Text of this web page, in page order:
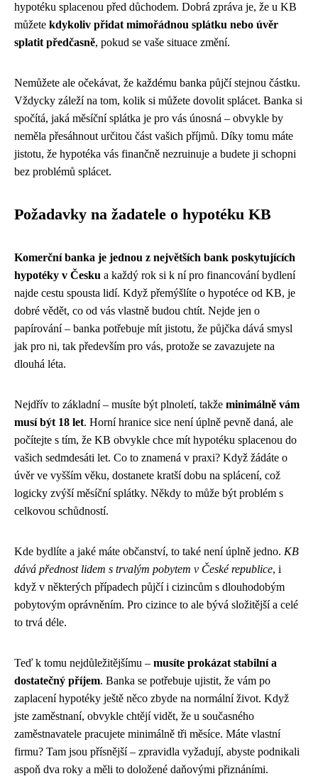
hypotéku splacenou před důchodem. Dobrá zpráva je, že u KB
můžete kdykoliv přidat mimořádnou splátku nebo úvěr
splatit předčasně, pokud se vaše situace změní.
Nemůžete ale očekávat, že každému banka půjčí stejnou částku.
Vždycky záleží na tom, kolik si můžete dovolit splácet. Banka si
spočítá, jaká měsíční splátka je pro vás únosná – obvykle by
neměla přesáhnout určitou část vašich příjmů. Díky tomu máte
jistotu, že hypotéka vás finančně nezruinuje a budete ji schopni
bez problémů splácet.
Požadavky na žadatele o hypotéku KB
Komerční banka je jednou z největších bank poskytujících
hypotéky v Česku a každý rok si k ní pro financování bydlení
najde cestu spousta lidí. Když přemýšlíte o hypotéce od KB, je
dobré vědět, co od vás vlastně budou chtít. Nejde jen o
papírování – banka potřebuje mít jistotu, že půjčka dává smysl
jak pro ni, tak především pro vás, protože se zavazujete na
dlouhá léta.
Nejdřív to základní – musíte být plnoletí, takže minimálně vám
musí být 18 let. Horní hranice sice není úplně pevně daná, ale
počítejte s tím, že KB obvykle chce mít hypotéku splacenou do
vašich sedmdesáti let. Co to znamená v praxi? Když žádáte o
úvěr ve vyšším věku, dostanete kratší dobu na splácení, což
logicky zvýší měsíční splátky. Někdy to může být problém s
celkovou schůdností.
Kde bydlíte a jaké máte občanství, to také není úplně jedno. KB
dává přednost lidem s trvalým pobytem v České republice, i
když v některých případech půjčí i cizincům s dlouhodobým
pobytovým oprávněním. Pro cizince to ale bývá složitější a celé
to trvá déle.
Teď k tomu nejdůležitějšímu – musíte prokázat stabilní a
dostatečný příjem. Banka se potřebuje ujistit, že vám po
zaplacení hypotéky ještě něco zbyde na normální život. Když
jste zaměstnaní, obvykle chtějí vidět, že u současného
zaměstnavatele pracujete minimálně tři měsíce. Máte vlastní
firmu? Tam jsou přísnější – zpravidla vyžadují, abyste podnikali
aspoň dva roky a měli to doložené daňovými přiznáními.